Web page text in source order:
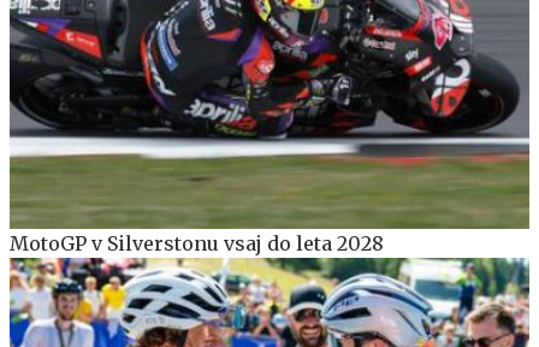
MotoGP v Silverstonu vsaj do leta 2028